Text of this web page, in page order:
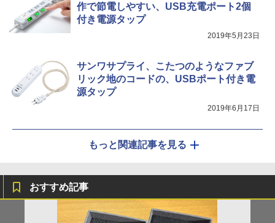
作で節電しやすい、USB充電ポート2個
付き電源タップ
2019年5月23日
サンワサプライ、こたつのようなファブ
リック地のコードの、USBポート付き電
源タップ
2019年6月17日
もっと関連記事を見る
おすすめ記事